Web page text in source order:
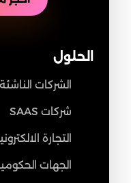
الحلول
الشركات الناشئة
شركات SAAS
التجارة
الجهات